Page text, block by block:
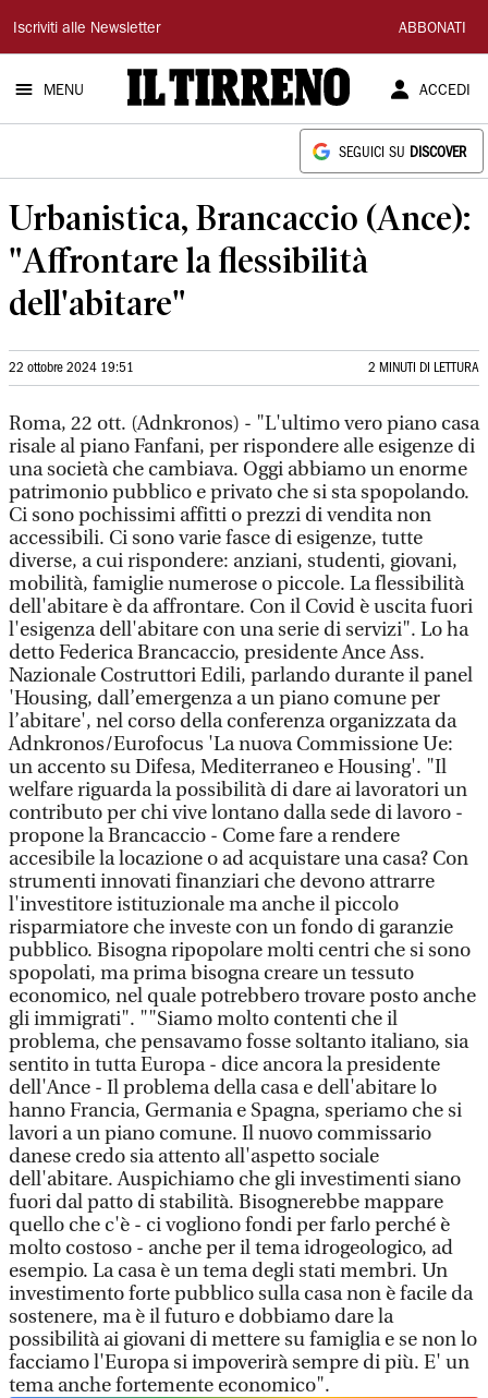
Il
Tirreno
Iscriviti alle Newsletter ABBONATI
MENU ACCEDI
SEGUICI SU DISCOVER
Urbanistica, Brancaccio (Ance):
"Affrontare la flessibilità
dell'abitare"
22 ottobre 2024 19:51 2 MINUTI DI LETTURA
Roma, 22 ott. (Adnkronos) - "L'ultimo vero piano casa
risale al piano Fanfani, per rispondere alle esigenze di
una società che cambiava. Oggi abbiamo un enorme
patrimonio pubblico e privato che si sta spopolando.
Ci sono pochissimi affitti o prezzi di vendita non
accessibili. Ci sono varie fasce di esigenze, tutte
diverse, a cui rispondere: anziani, studenti, giovani,
mobilità, famiglie numerose o piccole. La flessibilità
dell'abitare è da affrontare. Con il Covid è uscita fuori
l'esigenza dell'abitare con una serie di servizi". Lo ha
detto Federica Brancaccio, presidente Ance Ass.
Nazionale Costruttori Edili, parlando durante il panel
'Housing, dall’emergenza a un piano comune per
l’abitare', nel corso della conferenza organizzata da
Adnkronos/Eurofocus 'La nuova Commissione Ue:
un accento su Difesa, Mediterraneo e Housing'. "Il
welfare riguarda la possibilità di dare ai lavoratori un
contributo per chi vive lontano dalla sede di lavoro -
propone la Brancaccio - Come fare a rendere
accesibile la locazione o ad acquistare una casa? Con
strumenti innovati finanziari che devono attrarre
l'investitore istituzionale ma anche il piccolo
risparmiatore che investe con un fondo di garanzie
pubblico. Bisogna ripopolare molti centri che si sono
spopolati, ma prima bisogna creare un tessuto
economico, nel quale potrebbero trovare posto anche
gli immigrati". ""Siamo molto contenti che il
problema, che pensavamo fosse soltanto italiano, sia
sentito in tutta Europa - dice ancora la presidente
dell'Ance - Il problema della casa e dell'abitare lo
hanno Francia, Germania e Spagna, speriamo che si
lavori a un piano comune. Il nuovo commissario
danese credo sia attento all'aspetto sociale
dell'abitare. Auspichiamo che gli investimenti siano
fuori dal patto di stabilità. Bisognerebbe mappare
quello che c'è - ci vogliono fondi per farlo perché è
molto costoso - anche per il tema idrogeologico, ad
esempio. La casa è un tema degli stati membri. Un
investimento forte pubblico sulla casa non è facile da
sostenere, ma è il futuro e dobbiamo dare la
possibilità ai giovani di mettere su famiglia e se non lo
facciamo l'Europa si impoverirà sempre di più. E' un
tema anche fortemente economico".